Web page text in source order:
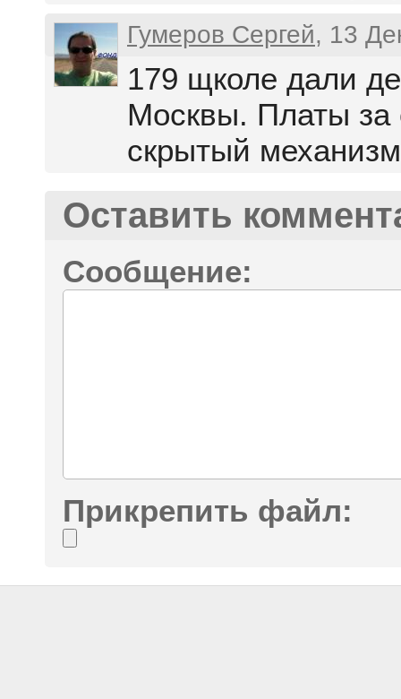
Гумеров Сергей, 13
179 щколе дали
Москвы. Платы за
скрытый
Оставить
Сообщение:
Прикрепить файл: